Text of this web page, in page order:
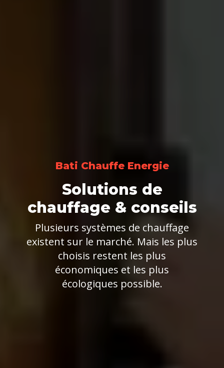
Bati Chauffe Energie
Solutions de
chauffage & conseils
Plusieurs systèmes de chauffage
existent sur le marché. Mais les plus
choisis restent les plus
économiques et les plus
écologiques possible.